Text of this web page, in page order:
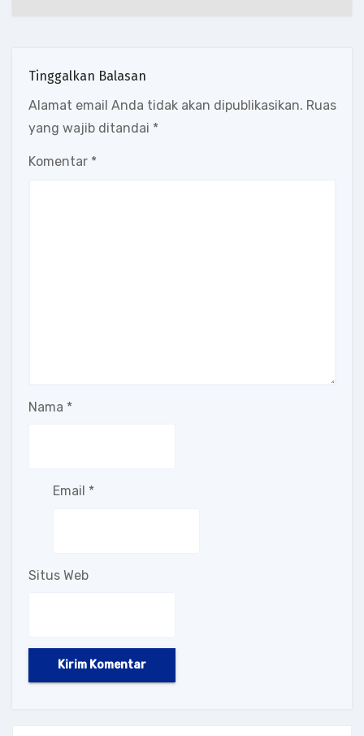
Tinggalkan Balasan
Alamat email Anda tidak akan dipublikasikan. Ruas
yang wajib ditandai *
Komentar *
Nama *
Email *
Situs Web